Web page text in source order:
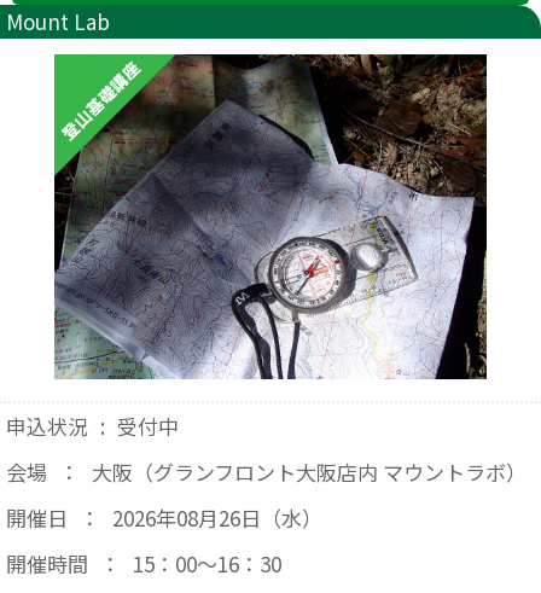
Mount Lab
申込状況 : 受付中
会場
：
大阪（グランフロント大阪店内 マウントラボ）
開催日
：
2026年08月26日（水）
開催時間
：
15：00～16：30